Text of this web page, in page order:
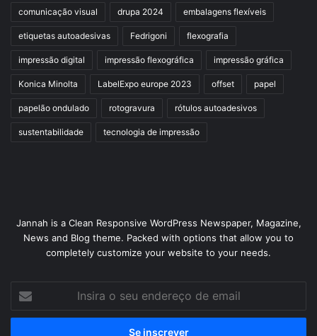
comunicação visual drupa 2024 embalagens flexíveis
etiquetas autoadesivas Fedrigoni flexografia
impressão digital impressão flexográfica impressão gráfica
Konica Minolta LabelExpo europe 2023 offset papel
papelão ondulado rotogravura rótulos autoadesivos
sustentabilidade tecnologia de impressão
Jannah is a Clean Responsive WordPress Newspaper, Magazine,
News and Blog theme. Packed with options that allow you to
completely customize your website to your needs.
seu